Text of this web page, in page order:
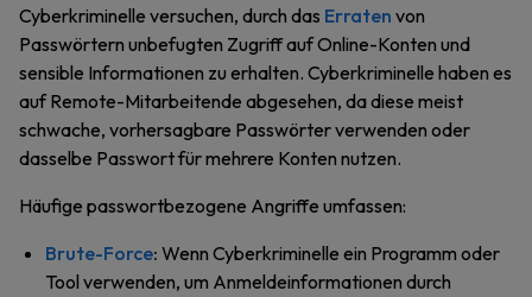
Cyberkriminelle versuchen, durch das Erraten von
Passwörtern unbefugten Zugriff auf Online-Konten und
sensible Informationen zu erhalten. Cyberkriminelle haben es
auf Remote-Mitarbeitende abgesehen, da diese meist
schwache, vorhersagbare Passwörter verwenden oder
dasselbe Passwort für mehrere Konten nutzen.
Häufige passwortbezogene Angriffe umfassen:
Brute-Force: Wenn Cyberkriminelle ein Programm oder
Tool verwenden, um Anmeldeinformationen durch